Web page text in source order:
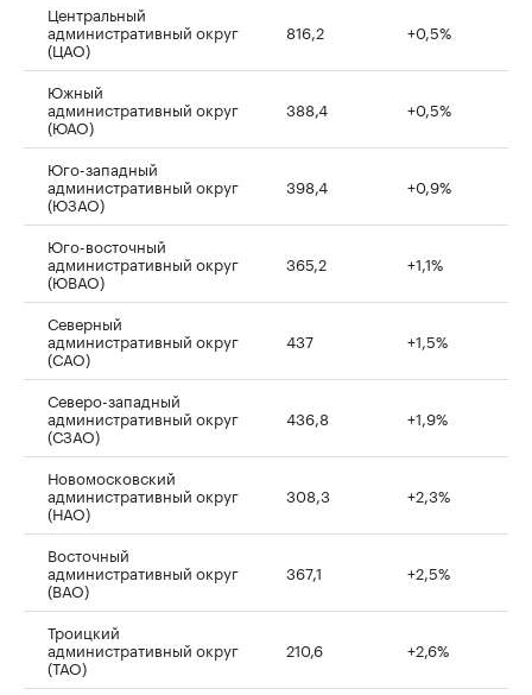
Центральный
административный округ
(ЦАО)
816,2 +0,5%
Южный
административный округ
(ЮАО)
388,4 +0,5%
Юго-западный
административный округ
(ЮЗАО)
398,4 +0,9%
Юго-восточный
административный округ
(ЮВАО)
365,2 +1,1%
Северный
административный округ
(САО)
437 +1,5%
Северо-западный
административный округ
(СЗАО)
436,8 +1,9%
Новомосковский
административный округ
(НАО)
308,3 +2,3%
Восточный
административный округ
(ВАО)
367,1 +2,5%
Троицкий
административный округ
(ТАО)
210,6 +2,6%